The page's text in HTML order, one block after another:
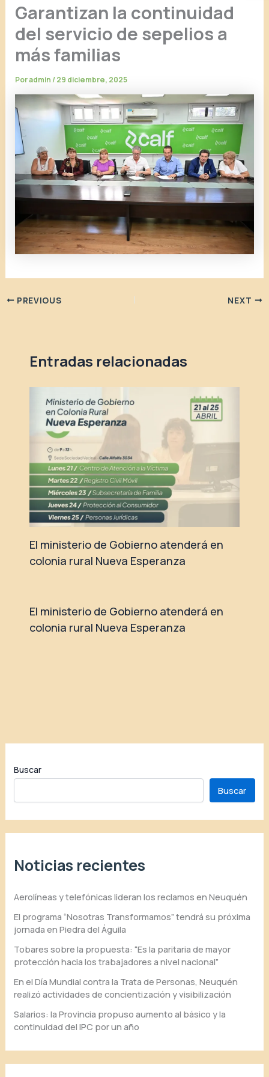
Garantizan la continuidad
del servicio de sepelios a
más familias
Poradmin/29 diciembre, 2025
PREVIOUS NEXT
Entradas relacionadas
El ministerio de Gobierno atenderá en
colonia rural Nueva Esperanza
El ministerio de Gobierno atenderá en
colonia rural Nueva Esperanza
Buscar
Buscar
Noticias recientes
Aerolíneas y telefónicas lideran los reclamos en Neuquén
El programa “Nosotras Transformamos” tendrá su próxima
jornada en Piedra del Águila
Tobares sobre la propuesta: “Es la paritaria de mayor
protección hacia los trabajadores a nivel nacional”
En el Día Mundial contra la Trata de Personas, Neuquén
realizó actividades de concientización y visibilización
Salarios: la Provincia propuso aumento al básico y la
continuidad del IPC por un año